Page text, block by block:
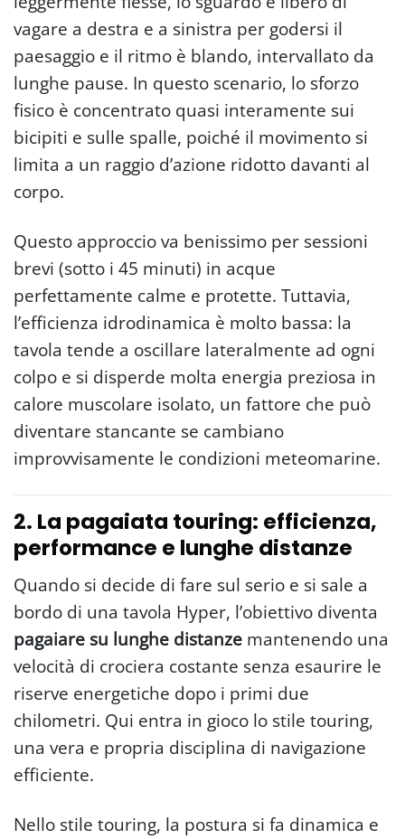
vagare a destra e a sinistra per godersi il
paesaggio e il ritmo è blando, intervallato da
lunghe pause. In questo scenario, lo sforzo
fisico è concentrato quasi interamente sui
bicipiti e sulle spalle, poiché il movimento si
limita a un raggio d’azione ridotto davanti al
corpo.
Questo approccio va benissimo per sessioni
brevi (sotto i 45 minuti) in acque
perfettamente calme e protette. Tuttavia,
l’efficienza idrodinamica è molto bassa: la
tavola tende a oscillare lateralmente ad ogni
colpo e si disperde molta energia preziosa in
calore muscolare isolato, un fattore che può
diventare stancante se cambiano
improvvisamente le condizioni meteomarine.
2. La pagaiata touring: efficienza,
performance e lunghe distanze
Quando si decide di fare sul serio e si sale a
bordo di una tavola Hyper, l’obiettivo diventa
pagaiare su lunghe distanze mantenendo una
velocità di crociera costante senza esaurire le
riserve energetiche dopo i primi due
chilometri. Qui entra in gioco lo stile touring,
una vera e propria disciplina di navigazione
efficiente.
Nello stile touring, la postura si fa dinamica e